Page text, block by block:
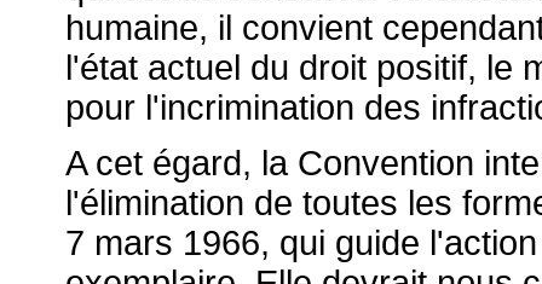
humaine, il convient
l'état actuel du droit positif, le
pour l'incrimination des
A cet égard, la Convention
l'élimination de toutes les
7 mars 1966, qui guide